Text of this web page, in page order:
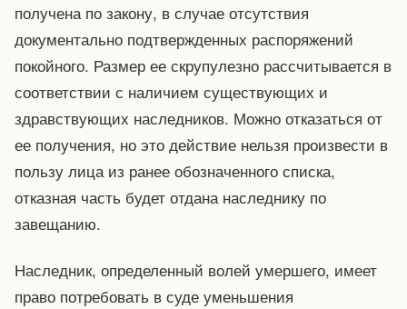
получена по закону, в случае отсутствия
документально подтвержденных распоряжений
покойного. Размер ее скрупулезно рассчитывается в
соответствии с наличием существующих и
здравствующих наследников. Можно отказаться от
ее получения, но это действие нельзя произвести в
пользу лица из ранее обозначенного списка,
отказная часть будет отдана наследнику по
завещанию.
Наследник, определенный волей умершего, имеет
право потребовать в суде уменьшения